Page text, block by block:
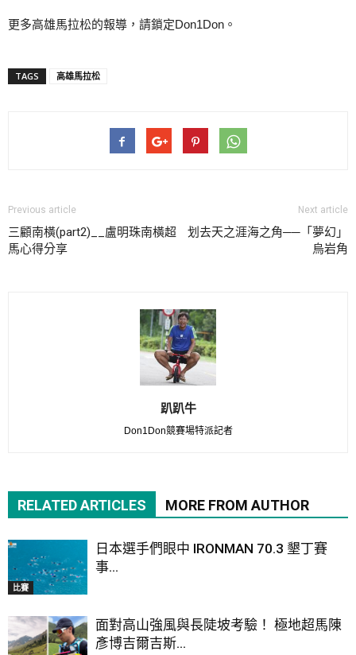
更多高雄馬拉松的報導，請鎖定Don1Don。
TAGS 高雄馬拉松
Previous article
三顧南橫(part2)__盧明珠南橫超
馬心得分享
Next article
划去天之涯海之角──「夢幻」
烏岩角
趴趴牛
Don1Don競賽場特派記者
RELATED ARTICLES MORE FROM AUTHOR
比賽
日本選手們眼中 IRONMAN 70.3 墾丁賽
事...
面對高山強風與長陡坡考驗！ 極地超馬陳
彥博吉爾吉斯...